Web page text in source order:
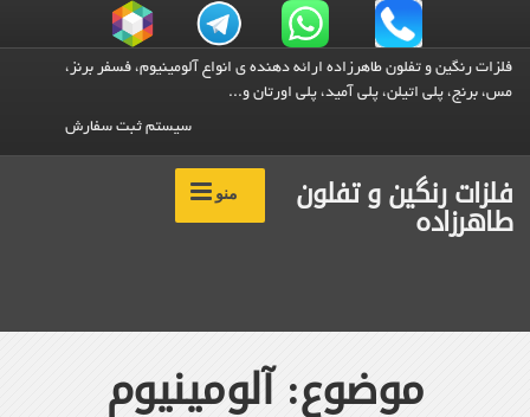
فلزات رنگین و تفلون طاهرزاده ارائه دهنده ی انواع آلومینیوم، فسفر برنز،
مس، برنج، پلی اتیلن، پلی آمید، پلی اورتان و...
سیستم ثبت سفارش
فلزات رنگین و تفلون
طاهرزاده
منو
موضوع: آلومینیوم